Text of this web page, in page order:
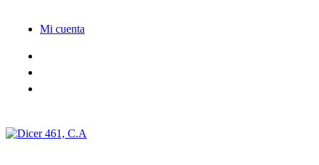
contenido
Mi cuenta